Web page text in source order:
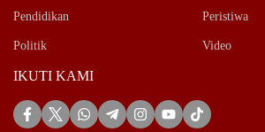
Pendidikan Peristiwa
Politik Video
IKUTI KAMI